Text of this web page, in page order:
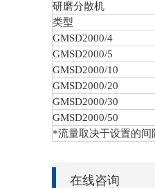
研磨分散机
类型
GMSD2000/4
GMSD2000/5
GMSD2000/10
GMSD2000/20
GMSD2000/30
GMSD2000/50
*流量取决于设置的间
在线咨询